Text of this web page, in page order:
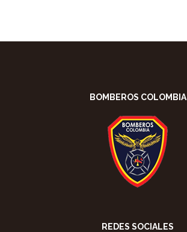
BOMBEROS COLOMBIA
REDES SOCIALES